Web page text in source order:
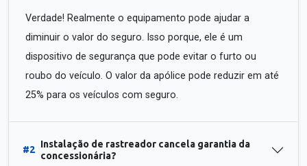
Verdade! Realmente o equipamento pode ajudar a
diminuir o valor do seguro. Isso porque, ele é um
dispositivo de segurança que pode evitar o furto ou
roubo do veículo. O valor da apólice pode reduzir em até
25% para os veículos com seguro.
#2
Instalação de rastreador cancela garantia da
concessionária?